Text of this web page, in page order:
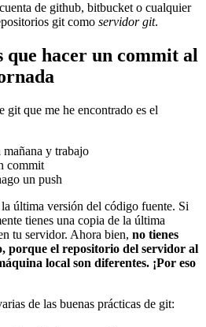
de github, bitbucket o cualquier
git como servidor git.
que hacer un commit al
git que me he encontrado es el
y trabajo
commit
un push
última versión del código fuente. Si
tienes una copia de la última
tu servidor. Ahora bien, no tienes
porque el repositorio del servidor al
local son diferentes. ¡Por eso
de las buenas prácticas de git: